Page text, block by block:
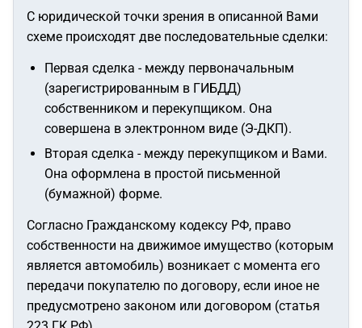
С юридической точки зрения в описанной Вами
схеме происходят две последовательные сделки:
Первая сделка - между первоначальным
(зарегистрированным в ГИБДД)
собственником и перекупщиком. Она
совершена в электронном виде (Э-ДКП).
Вторая сделка - между перекупщиком и Вами.
Она оформлена в простой письменной
(бумажной) форме.
Согласно Гражданскому кодексу РФ, право
собственности на движимое имущество (которым
является автомобиль) возникает с момента его
передачи покупателю по договору, если иное не
предусмотрено законом или договором (статья